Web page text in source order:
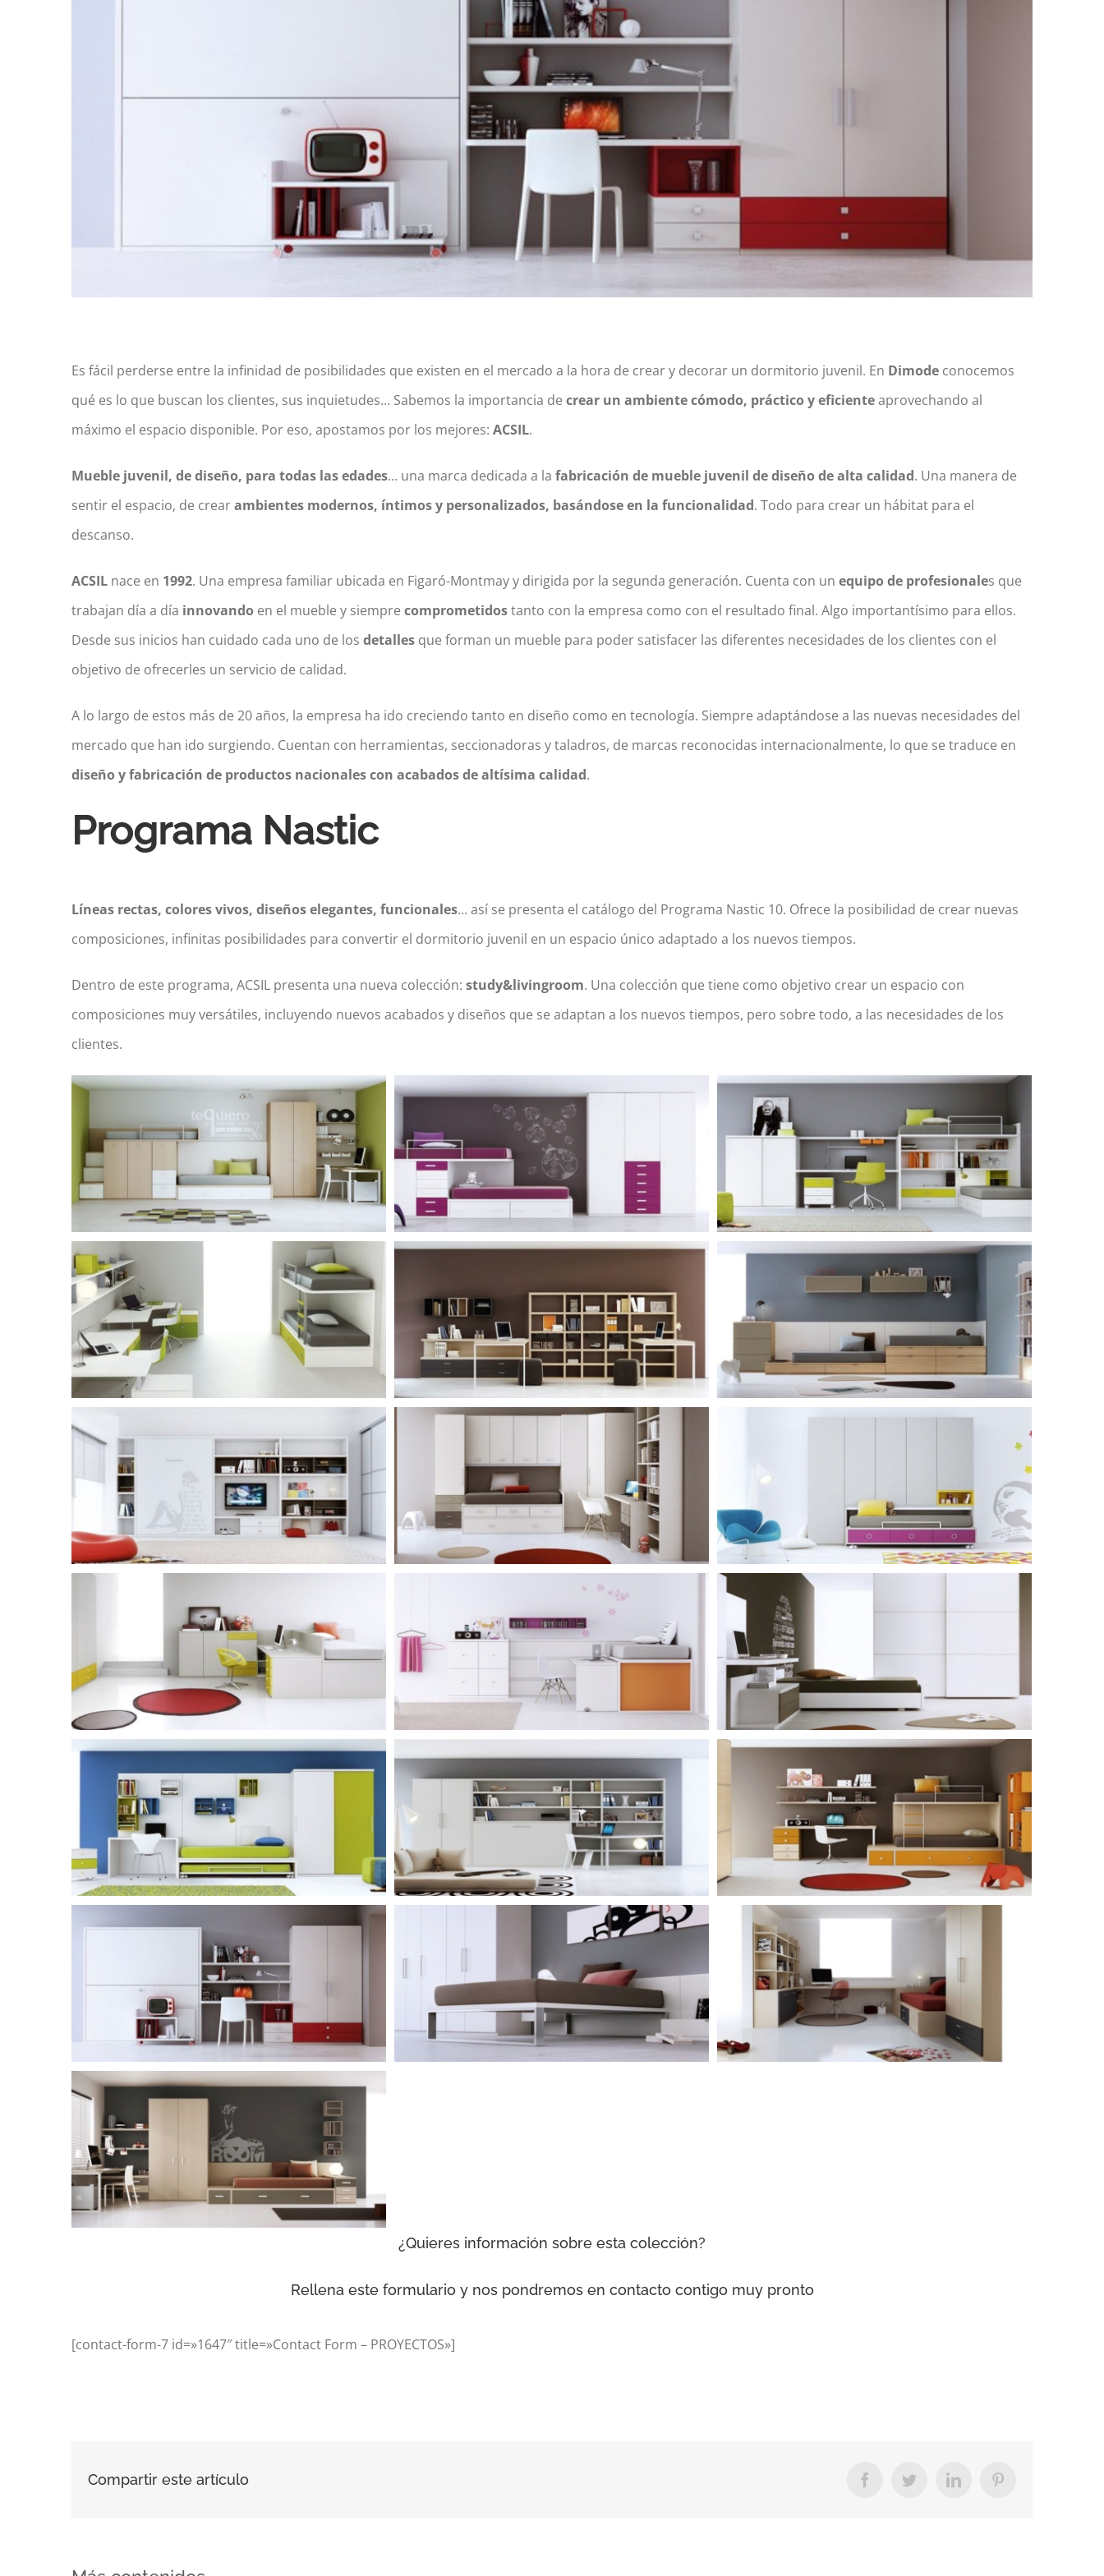
Es fácil perderse entre la infinidad de posibilidades que existen en el mercado a la hora de crear y decorar un dormitorio juvenil. En Dimode conocemos
qué es lo que buscan los clientes, sus inquietudes… Sabemos la importancia de crear un ambiente cómodo, práctico y eficienteaprovechando al
máximo el espacio disponible. Por eso, apostamos por los mejores: ACSIL.
Mueble juvenil, de diseño, para todas las edades… una marca dedicada a la fabricación de mueble juvenil de diseño de alta calidad. Una manera de
sentir el espacio, de crearambientes modernos, íntimos y personalizados, basándose en la funcionalidad. Todo para crear un hábitat para el
descanso.
ACSIL nace en 1992. Una empresa familiar ubicada en Figaró-Montmay y dirigida por la segunda generación. Cuenta con un equipo de profesionales que
trabajan día a día innovando en el mueble y siempre comprometidostanto con la empresa como con el resultado final. Algo importantísimo para ellos.
Desde sus inicios han cuidado cada uno de los detalles que forman un mueble para poder satisfacer las diferentes necesidades de los clientes con el
objetivo de ofrecerles un servicio de calidad.
A lo largo de estos más de 20 años, la empresa ha ido creciendo tanto en diseño como en tecnología. Siempre adaptándose a las nuevas necesidades del
mercado que han ido surgiendo. Cuentan con herramientas, seccionadoras y taladros, de marcas reconocidas internacionalmente, lo que se traduce en
diseño y fabricación de productos nacionales con acabados de altísima calidad.
Programa Nastic
Líneas rectas, colores vivos, diseños elegantes, funcionales… así se presenta el catálogo del Programa Nastic 10. Ofrece la posibilidad de crear nuevas
composiciones, infinitas posibilidades para convertir el dormitorio juvenil en un espacio único adaptado a los nuevos tiempos.
Dentro de este programa, ACSIL presenta una nueva colección: study&livingroom. Una colección que tiene como objetivo crear un espacio con
composiciones muy versátiles, incluyendo nuevos acabados y diseños que se adaptan a los nuevos tiempos, pero sobre todo, a las necesidades de los
clientes.
¿Quieres información sobre esta colección?
Rellena este formulario y nos pondremos en contacto contigo muy pronto
[contact-form-7 id=»1647″ title=»Contact Form – PROYECTOS»]
Compartir este artículo FacebookTwitterLinkedIn